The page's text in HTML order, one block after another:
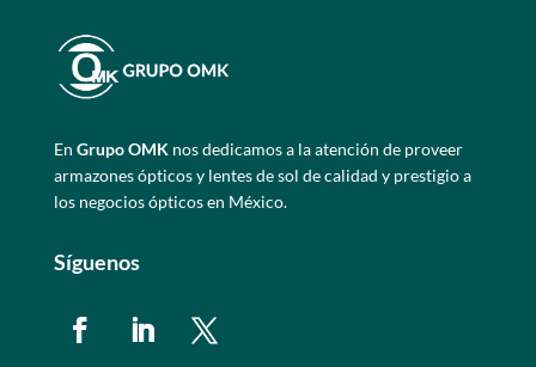
En Grupo OMKnos dedicamos a la atención de proveer
armazones ópticos y lentes de sol de calidad y prestigio a
los negocios ópticos en México.
Síguenos